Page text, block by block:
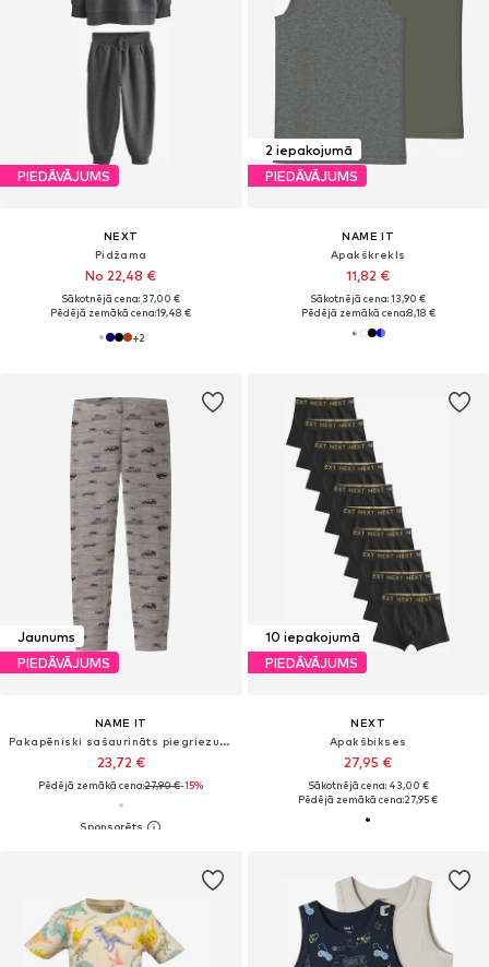
PIEDĀVĀJUMS
NEXT
Pidžama
No 22,48 €
Sākotnējā cena: 37,00 €
Pēdējā zemākā cena:19,48 €
+2
2 iepakojumā
PIEDĀVĀJUMS
NAME IT
Apakškrekls
11,82 €
Sākotnējā cena: 13,90 €
Pēdējā zemākā cena:8,18 €
Jaunums
PIEDĀVĀJUMS
NAME IT
Pakapēniski sašaurināts piegriezums Apakšbikses 'NMMWang'
23,72 €
Pēdējā zemākā cena:27,90 €-15%
10 iepakojumā
PIEDĀVĀJUMS
NEXT
Apakšbikses
27,95 €
Sākotnējā cena: 43,00 €
Pēdējā zemākā cena:27,95 €